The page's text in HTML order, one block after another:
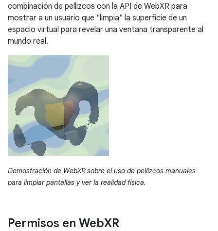
combinación de pellizcos con la API de WebXR para
mostrar a un usuario que "limpia" la superficie de un
espacio virtual para revelar una ventana transparente al
mundo real.
Demostración de WebXR sobre el uso de pellizcos manuales
para limpiar pantallas y ver la realidad física.
Permisos en WebXR